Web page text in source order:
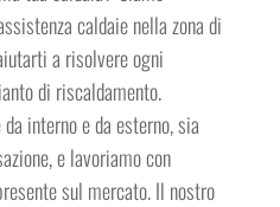
caldaie nella zona di
a risolvere ogni
di riscaldamento.
interno e da esterno, sia
e lavoriamo con
sul mercato. Il nostro